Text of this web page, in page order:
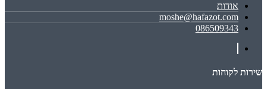
אודות
moshe@hafazot.com
086509343
שירות לקוחות